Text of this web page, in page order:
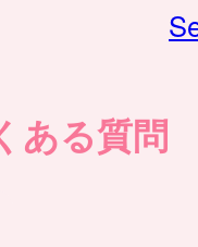
ある質問